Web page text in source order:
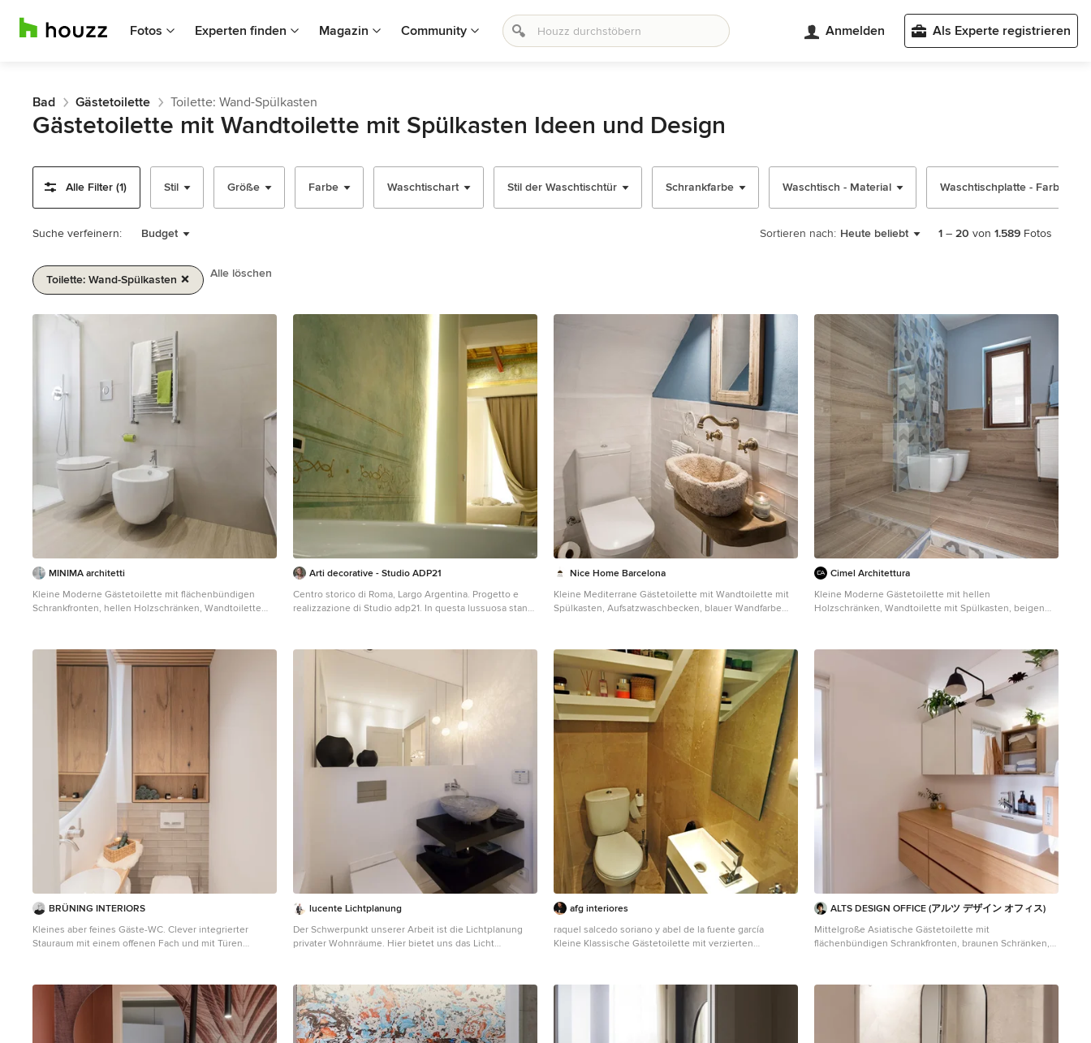
Fotos Experten finden Magazin Community Anmelden Als Experte registrieren
Bad Gästetoilette Toilette: Wand-Spülkasten
Gästetoilette mit Wandtoilette mit Spülkasten Ideen und Design
Alle Filter (1) Stil Größe Farbe Waschtischart Stil der Waschtischtür Schrankfarbe Waschtisch - Material Waschtischplatte - Farbe
Suche verfeinern: Budget Sortieren nach: Heute beliebt 1 – 20 von 1.589 Fotos
Toilette: Wand-Spülkasten Alle löschen
von
MINIMA architetti
Kleine Moderne Gästetoilette mit flächenbündigen
Schrankfronten, hellen Holzschränken, Wandtoilette
Waschbecken, Quarzwerkstein-Waschtisch und grauem
Boden in Rom
Arti decorative - Studio ADP21
Centro storico di Roma, Largo Argentina. Progetto e
realizzazione di Studio adp21. In questa lussuosa stanza
affresco è quello della parete a lato della splendida
vasca ideo-massaggio e un finto affresco lungo tutta la
fascia alta del soffitto(descrizione nelle due foto
soluzione ingegnosa per una problematica strutturale.
Infatti la fascia ora decorata era in origina una
pennellatura in cartongesso che copriva l'areazione di
riscaldamento e aria condizionata. Realizzare un finto
affresco proprio in questa specifica porzione di parete
quadro spettacolare di una stanza lussuosa e
sorprendente. la parete del bagno è stata isolata con
prodotti resistenti all'acqua. in molte occasioni, tipo
questa si usano resine poliuretaniche all'acqua
Nice Home Barcelona
Kleine Mediterrane Gästetoilette mit Wandtoilette mit
Spülkasten, Aufsatzwaschbecken, blauer Wandfarbe
Cimel Architettura
Kleine Moderne Gästetoilette mit hellen
Holzschränken, Wandtoilette mit Spülkasten, beigen
Waschtisch, braunem Boden, weißer Waschtischplatte
BRÜNING INTERIORS
Kleines aber feines Gäste-WC. Clever integrierter
Stauraum mit einem offenen Fach und mit Türen
Woodup-Decke - die Holzlamellen ebenfalls in Eiche
sorgen für das I-Tüpfelchen auf kleinem Raum.
lucente Lichtplanung
Der Schwerpunkt unserer Arbeit ist die Lichtplanung
privater Wohnräume. Hier bietet uns das Licht
Freude unter Beweis stellen.
afg interiores
raquel salcedo soriano y abel de la fuente garcía
Kleine Klassische Gästetoilette mit verzierten
Madrid
ALTS DESIGN OFFICE (アルツ デザイン オフィス)
Mittelgroße Asiatische Gästetoilette mit
flächenbündigen Schrankfronten, braunen Schränken,
Fliesen, Porzellanfliesen, braunem Holzboden,
Mineralwerkstoff-Waschtisch und beigem Boden in